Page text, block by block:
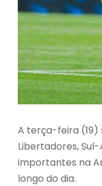
A terça-feira (19)
Libertadores,
importantes na
longo do dia.